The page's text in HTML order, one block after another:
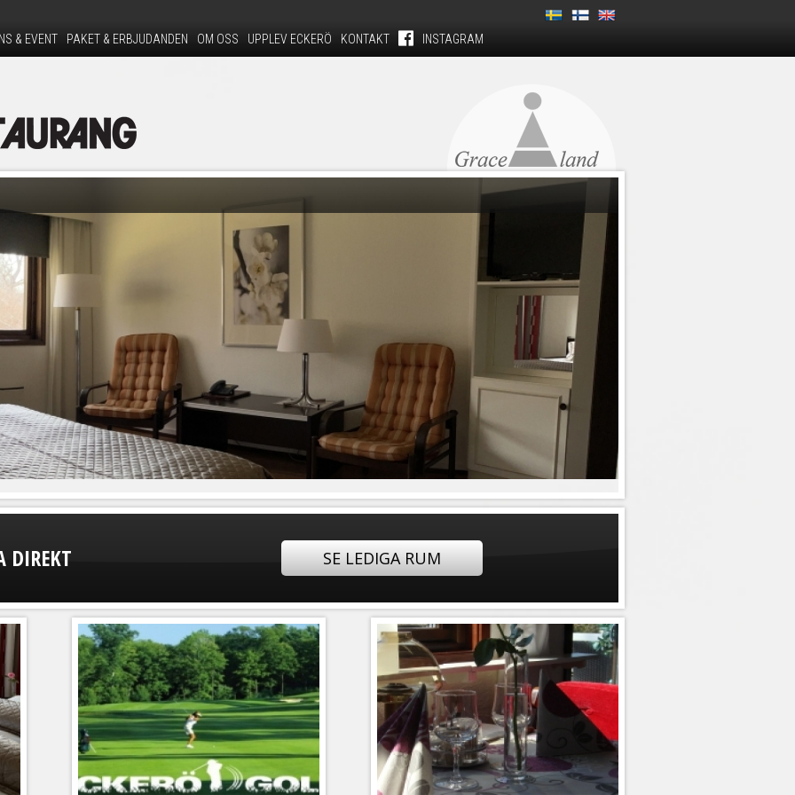
huvudinnehåll
& EVENT PAKET & ERBJUDANDEN OM OSS UPPLEV ECKERÖ KONTAKT INSTAGRAM
DIREKT SE LEDIGA RUM